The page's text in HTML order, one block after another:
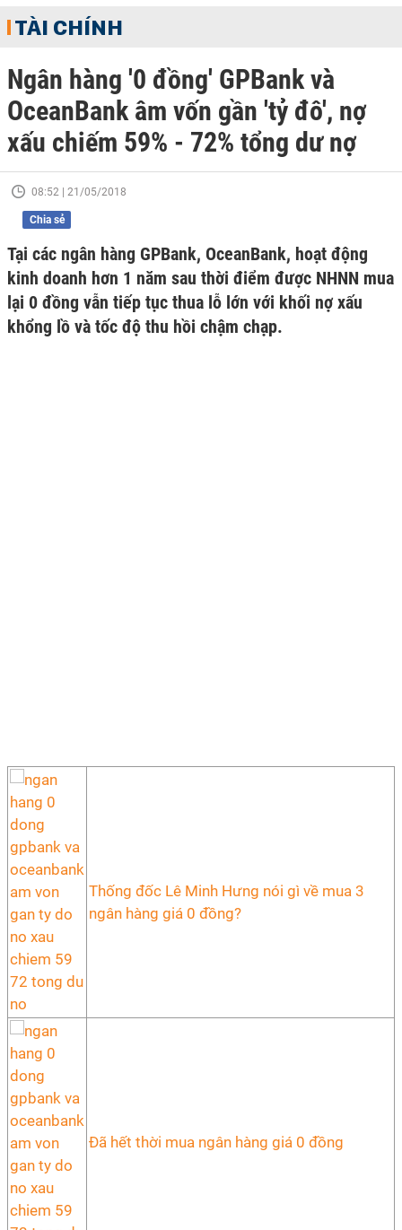
TÀI CHÍNH
Ngân hàng '0 đồng' GPBank và
OceanBank âm vốn gần 'tỷ đô', nợ
xấu chiếm 59% - 72% tổng dư nợ
08:52 | 21/05/2018
Chia sẻ
Tại các ngân hàng GPBank, OceanBank, hoạt động
kinh doanh hơn 1 năm sau thời điểm được NHNN mua
lại 0 đồng vẫn tiếp tục thua lỗ lớn với khối nợ xấu
khổng lồ và tốc độ thu hồi chậm chạp.
Thống đốc Lê Minh Hưng nói gì về mua 3
ngân hàng giá 0 đồng?
Đã hết thời mua ngân hàng giá 0 đồng